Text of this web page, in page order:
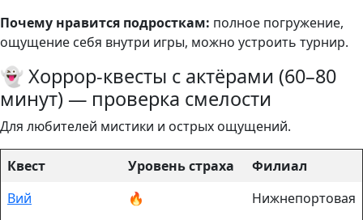
Почему нравится подросткам: полное погружение,
ощущение себя внутри игры, можно устроить турнир.
👻 Хоррор-квесты с актёрами (60–80
минут) — проверка смелости
Для любителей мистики и острых ощущений.
Квест Уровень страха
Филиал
Вий
🔥 Нижнепортовая